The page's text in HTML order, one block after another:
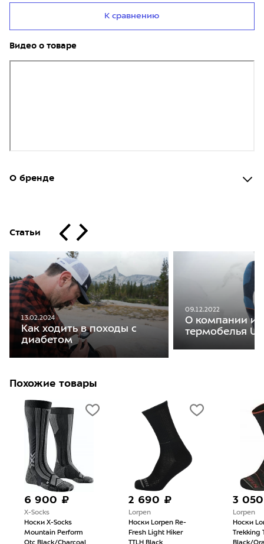
К сравнению
Видео о товаре
О бренде
Статьи
13.02.2024
Как ходить в походы с
диабетом
09.12.2022
О компании и
термобелья
Похожие товары
6 900 ₽
X-Socks
Носки X-Socks
Mountain Perform
2 690 ₽
Lorpen
Носки Lorpen Re-
Fresh Light Hiker
3
Lorpen
Носки
Trekking